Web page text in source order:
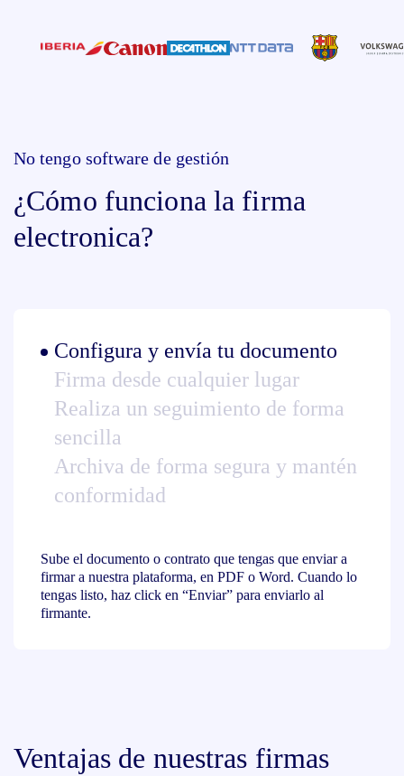
No tengo software de gestión
¿Cómo funciona la firma
electronica?
Configura y envía tu documento
Firma desde cualquier lugar
Realiza un seguimiento de forma
sencilla
Archiva de forma segura y mantén
conformidad
Sube el documento o contrato que tengas que enviar a
firmar a nuestra plataforma, en PDF o Word. Cuando lo
tengas listo, haz click en “Enviar” para enviarlo al
firmante.
Ventajas de nuestras firmas